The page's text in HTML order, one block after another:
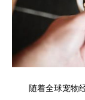
随着全球宠物